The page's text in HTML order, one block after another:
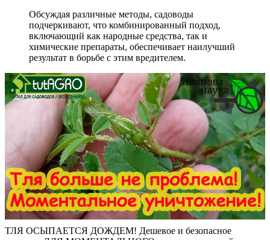
Обсуждая различные методы, садоводы
подчеркивают, что комбинированный подход,
включающий как народные средства, так и
химические препараты, обеспечивает наилучший
результат в борьбе с этим вредителем.
ТЛЯ ОСЫПАЕТСЯ ДОЖДЕМ! Дешевое и безопасное